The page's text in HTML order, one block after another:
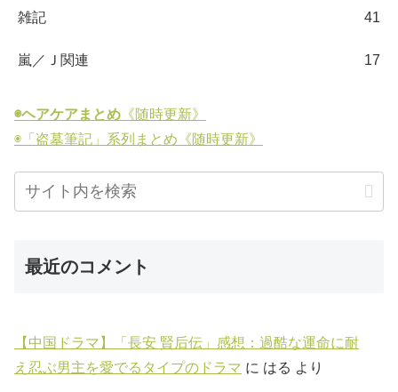
雑記 41
嵐／Ｊ関連 17
◉ヘアケアまとめ 《随時更新》
◉「盗墓筆記」系列まとめ《随時更新》
最近のコメント
【中国ドラマ】「長安 賢后伝」感想：過酷な運命に耐
え忍ぶ男主を愛でるタイプのドラマ に はる より